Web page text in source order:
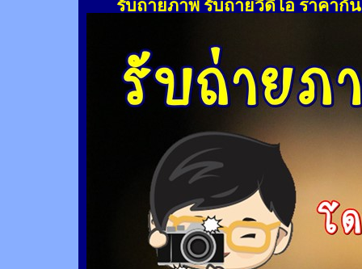
รับถ่ายภาพ รับถ่ายวีดีโอ ราคากั